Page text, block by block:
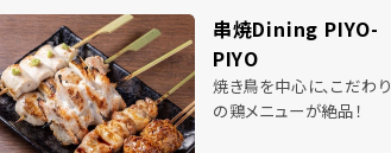
串焼Dining PIYO-
PIYO
焼き鳥を中心に、こだわり
の鶏メニューが絶品！